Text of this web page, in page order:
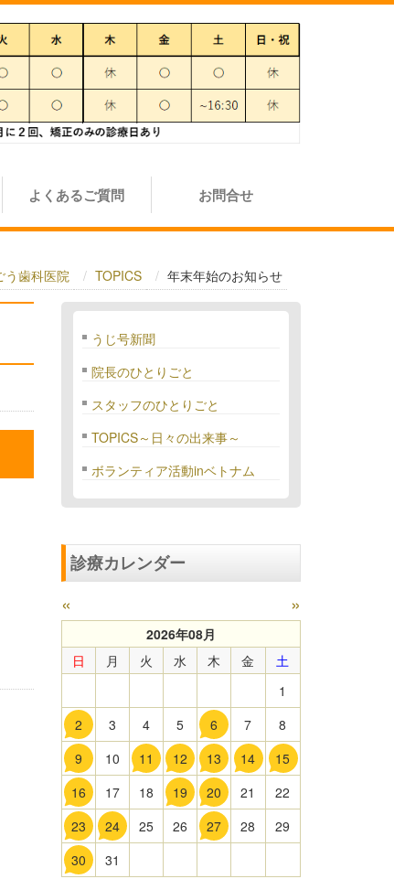
よくあるご質問 お問合せ
う歯科医院 TOPICS 年末年始のお知らせ
うじ号新聞
院長のひとりごと
スタッフのひとりごと
TOPICS～日々の出来事～
ボランティア活動inベトナム
診療カレンダー
« »
2026年08月
日
月 火 水 木 金
土
1
2
3 4 5 6 7
8
9
10 11 12 13 14
15
16
17 18 19 20 21
22
23
24 25 26 27 28
29
30
31